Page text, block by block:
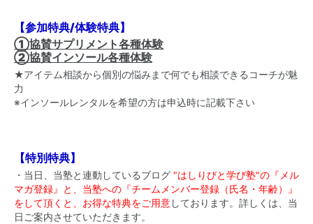
【参加特典/体験特典】
①協賛サプリメント各種体験
②協賛インソール各種体験
★アイテム相談から個別の悩みまで何でも相談できるコーチが魅
力
※インソールレンタルを希望の方は申込時に記載下さい
【特別特典】
・当日、当塾と連動しているブログ "はしりびと学び塾"の『メル
マガ登録』と、当塾への『チームメンバー登録（氏名・年齢）』
をして頂くと、お得な特典をご用意しております。詳しくは、当
日ご案内させていただきます。